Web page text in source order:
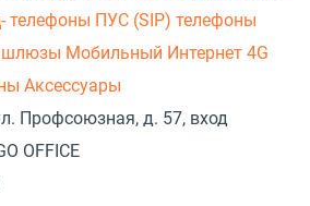
телефоны ПУС (SIP) телефоны
шлюзы Мобильный Интернет 4G
Аксессуары
Профсоюзная, д. 57, вход
OFFICE